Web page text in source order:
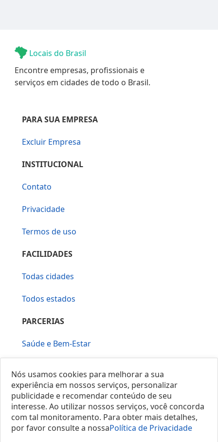
Locais do Brasil
Encontre empresas, profissionais e
serviços em cidades de todo o Brasil.
PARA SUA EMPRESA
Excluir Empresa
INSTITUCIONAL
Contato
Privacidade
Termos de uso
FACILIDADES
Todas cidades
Todos estados
PARCERIAS
Saúde e Bem-Estar
Nós usamos cookies para melhorar a sua
experiência em nossos serviços, personalizar
publicidade e recomendar conteúdo de seu
interesse. Ao utilizar nossos serviços, você concorda
com tal monitoramento. Para obter mais detalhes,
por favor consulte a nossaPolítica de Privacidade